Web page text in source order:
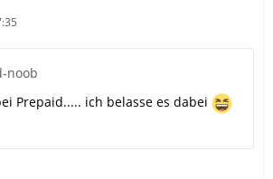
noob
Prepaid..... ich belasse es dabei